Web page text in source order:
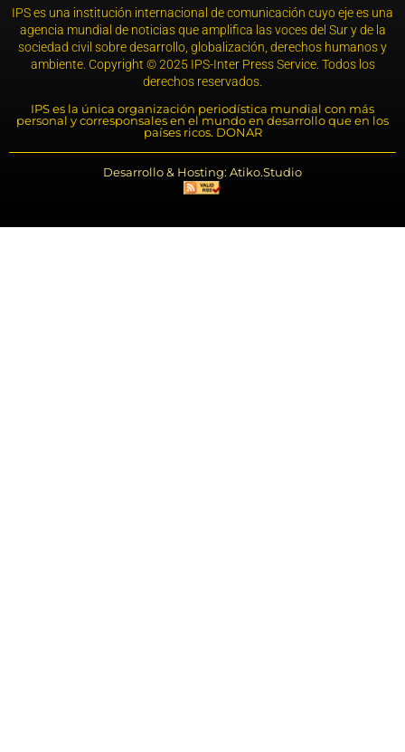
IPS es una institución internacional de comunicación cuyo eje es una
agencia mundial de noticias que amplifica las voces del Sur y de la
sociedad civil sobre desarrollo, globalización, derechos humanos y
ambiente. Copyright © 2025 IPS-Inter Press Service. Todos los
derechos reservados.
IPS es la única organización periodística mundial con más
personal y corresponsales en el mundo en desarrollo que en los
países ricos. DONAR
Desarrollo & Hosting: Atiko.Studio